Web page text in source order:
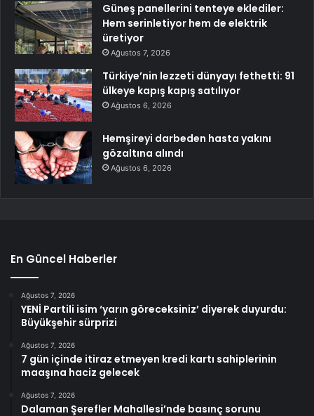
Güneş panellerini tenteye eklediler:
Hem serinletiyor hem de elektrik
üretiyor
Ağustos 7, 2026
Türkiye’nin lezzeti dünyayı fethetti: 91
ülkeye kapış kapış satılıyor
Ağustos 6, 2026
Hemşireyi darbeden hasta yakını
gözaltına alındı
Ağustos 6, 2026
En Güncel Haberler
Ağustos 7, 2026
YENİ Partili isim ‘yarın göreceksiniz’ diyerek duyurdu:
Büyükşehir sürprizi
Ağustos 7, 2026
7 gün içinde itiraz etmeyen kredi kartı sahiplerinin
maaşına haciz gelecek
Ağustos 7, 2026
Dalaman Şerefler Mahallesi’nde basınç sorunu